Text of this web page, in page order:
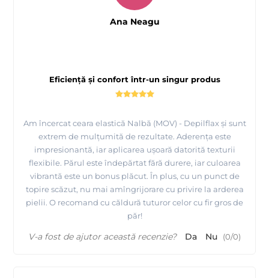
MAYSTAR Spania
Eficiență și confort într-un singur produs
Am încercat ceara elastică Nalbă (MOV) - Depilflax și sunt
extrem de mulțumită de rezultate. Aderența este
impresionantă, iar aplicarea ușoară datorită texturii
flexibile. Părul este îndepărtat fără durere, iar culoarea
vibrantă este un bonus plăcut. În plus, cu un punct de
topire scăzut, nu mai amîngrijorare cu privire la arderea
pielii. O recomand cu căldură tuturor celor cu fir gros de
păr!
Ana Neagu
V-a fost de ajutor această recenzie? Da Nu (0/0)